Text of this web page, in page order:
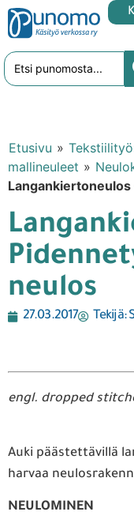
Etusivu »
mallineuleet »
neulos
27.03.2017 Tekijä:
engl. dropped
Auki päästettävillä
harvaa
NEULOMINEN